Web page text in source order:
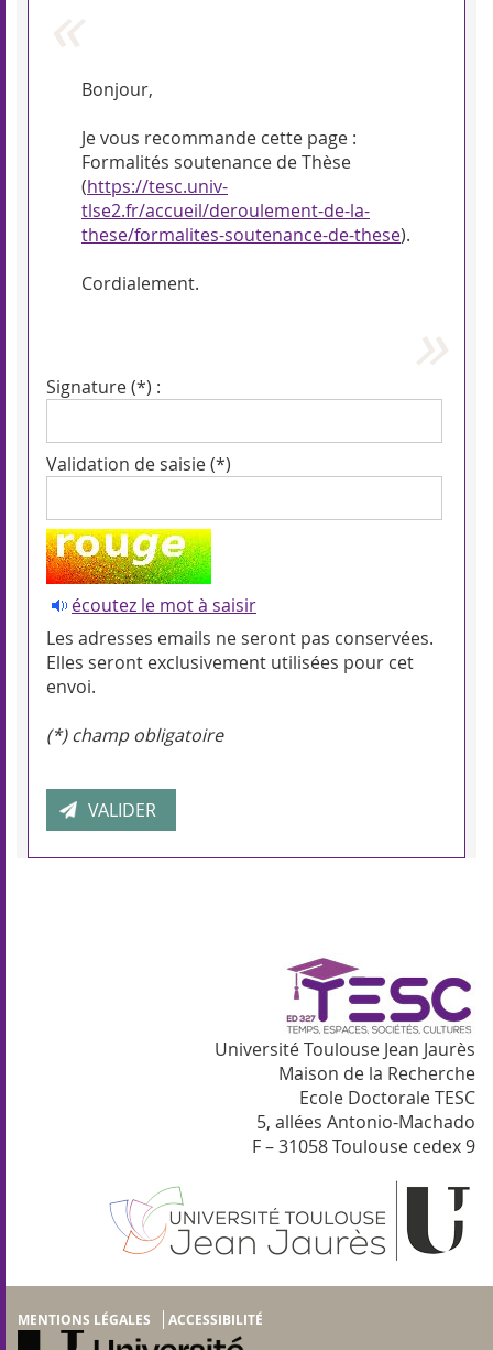
Bonjour,
Je vous recommande cette page :
Formalités soutenance de Thèse
(https://tesc.univ-
tlse2.fr/accueil/deroulement-de-la-
these/formalites-soutenance-de-these).
Cordialement.
Signature (*) :
Validation de saisie (*)
écoutez le mot à saisir
Les adresses emails ne seront pas conservées.
Elles seront exclusivement utilisées pour cet
envoi.
(*) champ obligatoire
Université Toulouse Jean Jaurès
Maison de la Recherche
Ecole Doctorale TESC
5, allées Antonio-Machado
F – 31058 Toulouse cedex 9
MENTIONS LÉGALES ACCESSIBILITÉ